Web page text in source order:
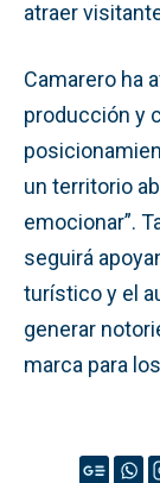
atraer
Camarero ha
producción y
un territorio
emocionar”.
seguirá
turístico y el
generar
marca para